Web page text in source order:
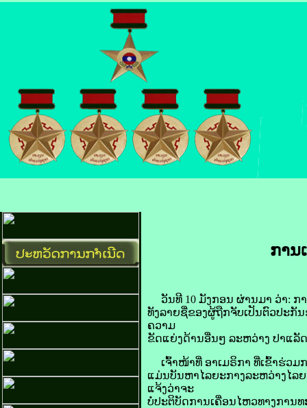
ການ​
ວັນ​ທີ 10 ມັງກອນ ຜ່ານ​ມາ ວ່າ: ກ
ທັງ​ລາຍ​ຊື່​ຂອງ​ຜູ້​ຖືກ​ຈັບ​ເປັນ​ຕົວ​ປະກັ
ຄວາມ
ຂັດ​ແຍ່ງ​ດ້ານ​ອື່ນໆ​ ລະຫວ່າງ ​ປາ​ແລັ
ເຈົ້າ​ໜ້າທີ່​ ອາ​ເມ​ຣິ​ກາ ທີ່​ເຂົ້າ​ຮ່ວມ​
ແມ່ນ​ບັນຫາ​ໄລຍະ​ກາງ​ລະຫວ່າງ​ໄລ
ແຈ້ງວ່າ​ຈະ
ບໍ່​ປະຕິບັດ​ການເຄື່ອນໄຫວ​ທາງ​ການ​